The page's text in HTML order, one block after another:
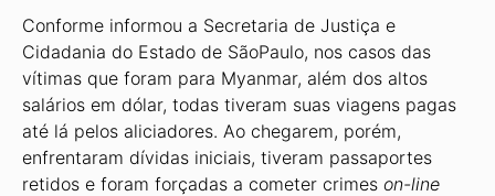
Conforme informou a Secretaria de Justiça e
Cidadania do Estado de SãoPaulo, nos casos das
vítimas que foram para Myanmar, além dos altos
salários em dólar, todas tiveram suas viagens pagas
até lá pelos aliciadores. Ao che­garem, porém,
enfrentaram dívidas iniciais, tiveram passaportes
retidos e foram forçadas a cometer crimes on-li­ne